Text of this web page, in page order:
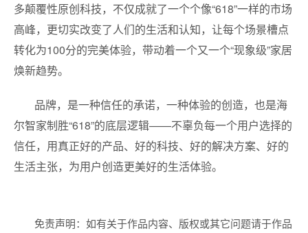
多颠覆性原创科技，不仅成就了一个个像“618”一样的市场
高峰，更切实改变了人们的生活和认知，让每个场景槽点
转化为100分的完美体验，带动着一个又一个“现象级”家居
焕新趋势。
品牌，是一种信任的承诺，一种体验的创造，也是海
尔智家制胜“618”的底层逻辑——不辜负每一个用户选择的
信任，用真正好的产品、好的科技、好的解决方案、好的
生活主张，为用户创造更美好的生活体验。
免责声明：如有关于作品内容、版权或其它问题请于作品